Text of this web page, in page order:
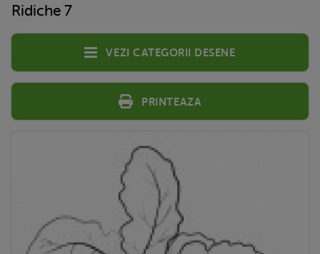
Ridiche 7
Vezi categorii desene
Printeaza